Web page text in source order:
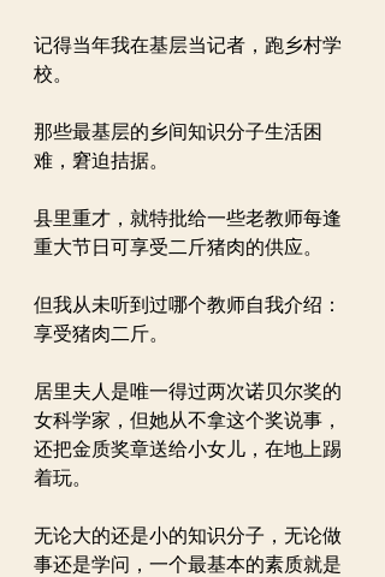
记得当年我在基层当记者，跑乡村学
校。
那些最基层的乡间知识分子生活困
难，窘迫拮据。
县里重才，就特批给一些老教师每逢
重大节日可享受二斤猪肉的供应。
但我从未听到过哪个教师自我介绍：
享受猪肉二斤。
居里夫人是唯一得过两次诺贝尔奖的
女科学家，但她从不拿这个奖说事，
还把金质奖章送给小女儿，在地上踢
着玩。
无论大的还是小的知识分子，无论做
事还是学问，一个最基本的素质就是